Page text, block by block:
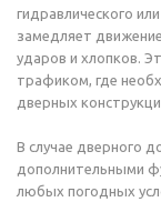
гидравлического
замедляет
ударов и хлопков.
трафиком, где
дверных
В случае дверного
дополнительными
любых погодных